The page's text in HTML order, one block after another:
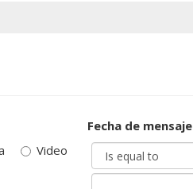
Video
Fecha de mensaje